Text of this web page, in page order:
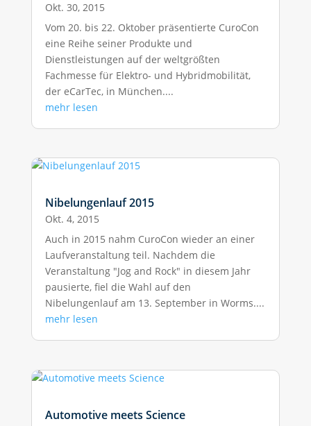
Okt. 30, 2015
Vom 20. bis 22. Oktober präsentierte CuroCon
eine Reihe seiner Produkte und
Dienstleistungen auf der weltgrößten
Fachmesse für Elektro- und Hybridmobilität,
der eCarTec, in München....
mehr lesen
Nibelungenlauf 2015
Okt. 4, 2015
Auch in 2015 nahm CuroCon wieder an einer
Laufveranstaltung teil. Nachdem die
Veranstaltung "Jog and Rock" in diesem Jahr
pausierte, fiel die Wahl auf den
Nibelungenlauf am 13. September in Worms....
mehr lesen
Automotive meets Science